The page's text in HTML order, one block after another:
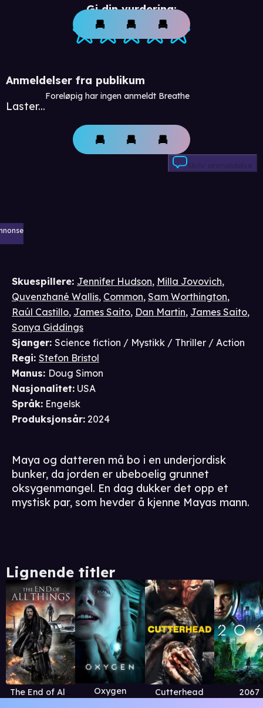
Gi din vurdering:
Anmeldelser fra publikum
Laster...
Foreløpig har ingen anmeldt Breathe
Skriv anmeldelse
Skuespillere: Jennifer Hudson, Milla Jovovich,
Quvenzhané Wallis, Common, Sam Worthington,
Raúl Castillo, James Saito, Dan Martin, James Saito,
Sonya Giddings
Sjanger: Science fiction / Mystikk / Thriller / Action
Regi: Stefon Bristol
Manus: Doug Simon
Nasjonalitet: USA
Språk: Engelsk
Produksjonsår: 2024
Maya og datteren må bo i en underjordisk
bunker, da jorden er ubeboelig grunnet
oksygenmangel. En dag dukker det opp et
mystisk par, som hevder å kjenne Mayas mann.
Lignende titler
The End of All Things Oxygen Cutterhead 2067